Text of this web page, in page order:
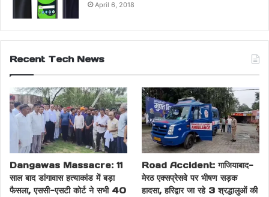
April 6, 2018
Recent Tech News
Dangawas Massacre: 11
साल बाद डांगावास हत्याकांड में बड़ा
फैसला, एससी-एसटी कोर्ट ने सभी 40
Road Accident: गाजियाबाद-
मेरठ एक्सप्रेसवे पर भीषण सड़क
हादसा, हरिद्वार जा रहे 3 श्रद्धालुओं की